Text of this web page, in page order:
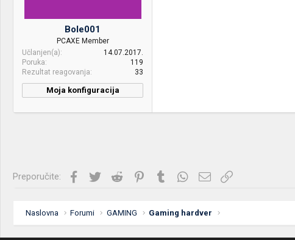
Bole001
PCAXE Member
Učlanjen(a)
14.07.2017.
Poruka
119
Rezultat reagovanja
33
Moja konfiguracija
Preporučite: Facebook
Twitter Reddit PinterestTumblrWhatsApp
Imejl Link
Naslovna Forumi GAMING Gaming hardver